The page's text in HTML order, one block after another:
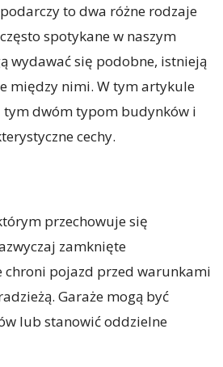
to dwa różne rodzaje
spotykane w naszym
wydawać się podobne, istnieją
między nimi. W tym artykule
dwóm typom budynków i
cechy.
przechowuje się
zamknięte
chroni pojazd przed warunkami
Garaże mogą być
lub stanowić oddzielne